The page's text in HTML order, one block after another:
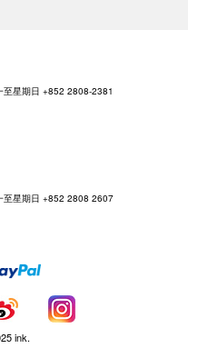
至星期日 +852 2808-2381
至星期日 +852 2808 2607
ink.